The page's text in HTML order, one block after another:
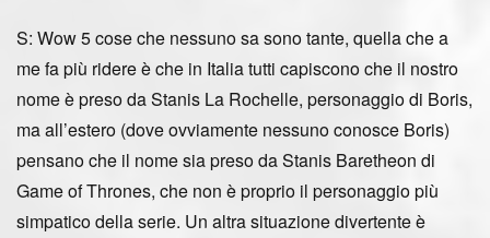
S: Wow 5 cose che nessuno sa sono tante, quella che a
me fa più ridere è che in Italia tutti capiscono che il nostro
nome è preso da Stanis La Rochelle, personaggio di Boris,
ma all’estero (dove ovviamente nessuno conosce Boris)
pensano che il nome sia preso da Stanis Baretheon di
Game of Thrones, che non è proprio il personaggio più
simpatico della serie. Un altra situazione divertente è